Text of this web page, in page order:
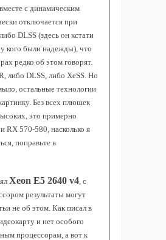
с динамическим
отключается при
DLSS (здесь он кстати
кого были надежды), что
редко об этом говорят.
либо DLSS, либо XeSS. Но
остальные технологии
Без всех плюшек
это примерно
RX 570-580, насколько я
поправьте в
Xeon E5 2640 v4, с
результаты могут
не об этом. Как писал в
и нет особого
процессорам, а вот к